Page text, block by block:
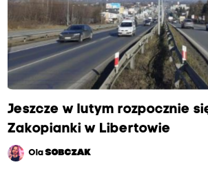
Jeszcze w lutym rozpocznie
Zakopianki w Libertowie
OlaSOBCZAK